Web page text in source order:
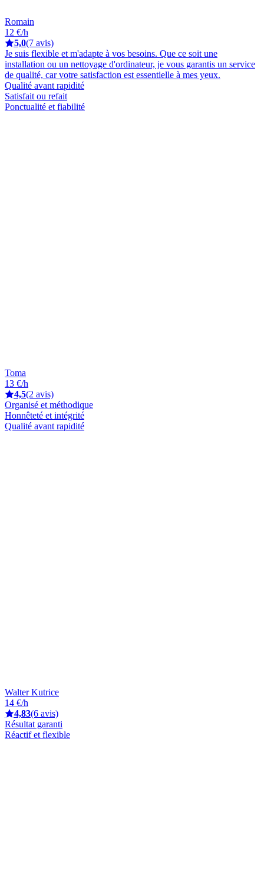
Romain
12 €/h
5,0(7 avis)
Je suis flexible et m'adapte à vos besoins. Que ce soit une
installation ou un nettoyage d'ordinateur, je vous garantis un service
de qualité, car votre satisfaction est essentielle à mes yeux.
Qualité avant rapidité
Satisfait ou refait
Ponctualité et fiabilité
Toma
13 €/h
4,5(2 avis)
Organisé et méthodique
Honnêteté et intégrité
Qualité avant rapidité
Walter Kutrice
14 €/h
4,83(6 avis)
Résultat garanti
Réactif et flexible